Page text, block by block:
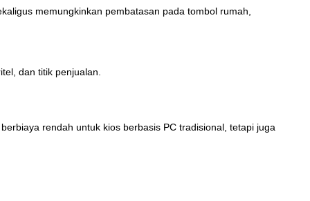
memungkinkan pembatasan pada tombol rumah,
dan titik penjualan.
rendah untuk kios berbasis PC tradisional, tetapi juga